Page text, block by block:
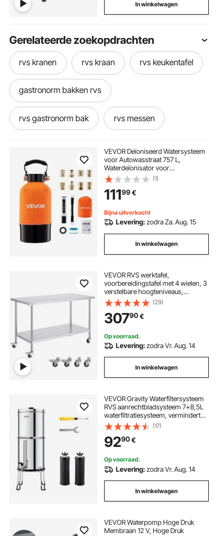
In winkelwagen
Gerelateerde zoekopdrachten
rvs kranen rvs kraan rvs keukentafel
gastronorm bakken rvs
rvs gastronorm bak rvs messen
pizza oven houtgestookt rvs
pizza oven van rvs
houtgestookte pizza oven rvs
rvs hoek
VEVOR Deïoniseerd Watersysteem
voor Autowasstraat 757 L,
Waterdeïonisator voor
Autowasstraat met 5L Gemengde
DI-harsfilters en Handvat,
Deïoniseerd watersysteem voor
Auto-, Motor-, Boot- en
Ramenreiniging
(1)
11199€
Bijna uitverkocht
Levering:zodra Za. Aug. 15
In winkelwagen
VEVOR RVS werktafel,
voorbereidingstafel met 4 wielen, 3
verstelbare hoogteniveaus,
werktafel voor voedselbereiding
voor commerciële keukens en
restaurants 762 x 1524 x 954,6 mm
(29)
30790€
Op voorraad.
Levering:zodra Vr. Aug. 14
In winkelwagen
VEVOR Gravity Waterfiltersysteem
RVS aanrechtbladsysteem 7+8,5L
waterfiltratiesysteem, vermindert
lood en tot 99% chloor, met 2
koolstoffilters, waterniveau-
indicator, kampeer- en
campermodel
(17)
9290€
Op voorraad.
Levering:zodra Vr. Aug. 14
In winkelwagen
VEVOR Waterpomp Hoge Druk
Membraan 12 V, Hoge Druk